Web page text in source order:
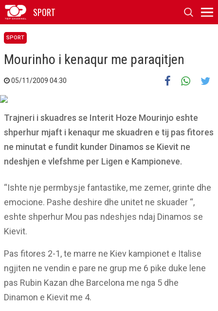
SPORT
SPORT
Mourinho i kenaqur me paraqitjen
05/11/2009 04:30
Trajneri i skuadres se Interit Hoze Mourinjo eshte
shperhur mjaft i kenaqur me skuadren e tij pas fitores
ne minutat e fundit kunder Dinamos se Kievit ne
ndeshjen e vlefshme per Ligen e Kampioneve.
“Ishte nje permbysje fantastike, me zemer, grinte dhe
emocione. Pashe deshire dhe unitet ne skuader “,
eshte shperhur Mou pas ndeshjes ndaj Dinamos se
Kievit.
Pas fitores 2-1, te marre ne Kiev kampionet e Italise
ngjiten ne vendin e pare ne grup me 6 pike duke lene
pas Rubin Kazan dhe Barcelona me nga 5 dhe
Dinamon e Kievit me 4.